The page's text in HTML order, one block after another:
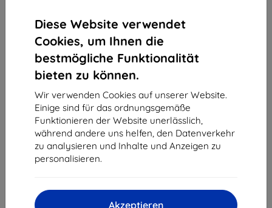
Diese Website verwendet
Cookies, um Ihnen die
bestmögliche Funktionalität
bieten zu können.
Wir verwenden Cookies auf unserer Website.
Einige sind für das ordnungsgemäße
Funktionieren der Website unerlässlich,
während andere uns helfen, den Datenverkehr
zu analysieren und Inhalte und Anzeigen zu
personalisieren.
Akzeptieren
Ladegerät OtterBox USB Wall Charger (78-51412)
Der renommierte Hersteller Otterbox hat mehr als 300
eingeführt und jede Modelreihe ist einer Serie von 24
anstrengender Bellastungstest durch gegangen.
Produktbeschreibung
32,90 €